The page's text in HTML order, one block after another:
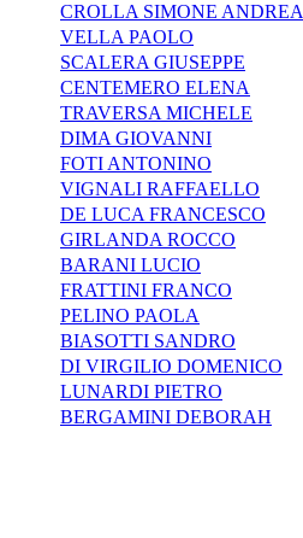
CROLLA SIMONE ANDREA
VELLA PAOLO
SCALERA GIUSEPPE
CENTEMERO ELENA
TRAVERSA MICHELE
DIMA GIOVANNI
FOTI ANTONINO
VIGNALI RAFFAELLO
DE LUCA FRANCESCO
GIRLANDA ROCCO
BARANI LUCIO
FRATTINI FRANCO
PELINO PAOLA
BIASOTTI SANDRO
DI VIRGILIO DOMENICO
LUNARDI PIETRO
BERGAMINI DEBORAH